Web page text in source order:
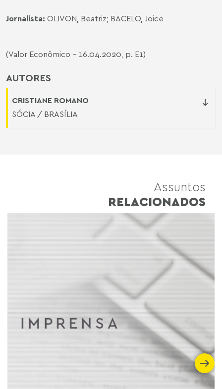
AUTORES
CRISTIANE ROMANO
SÓCIA / BRASÍLIA
Jornalista: OLIVON, Beatriz; BACELO, Joice
(Valor Econômico - 16.04.2020, p. E1)
Assuntos
RELACIONADOS